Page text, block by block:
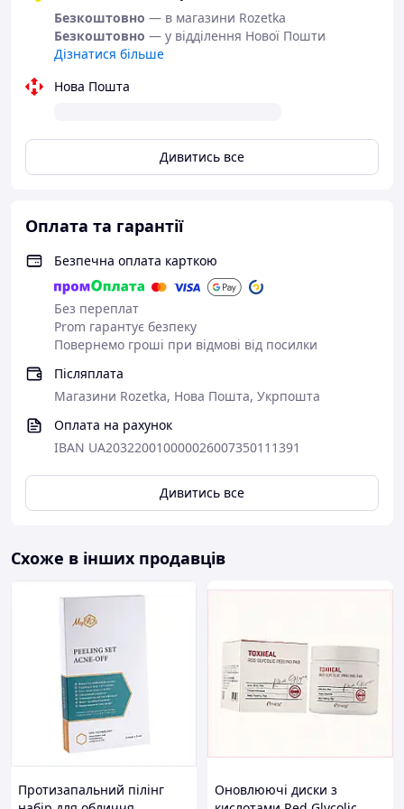
Після ефективної очистки перейдіть до наступних
етапів щоденного догляду. Протріть обличчя
тонізуючим засобом для проблемної шкіри і нанесіть
Micro-Peeling Purrifying Gel
Вспените у вологих долонях невелику кількість гелю і
ретельно змийте водою. При попаданні в очі негайно
щоденного використання.
Безкоштовно — в магазини Rozetka
Безкоштовно — у відділення Нової Пошти
Дізнатися більше
Нова Пошта
Дивитись все
Оплата та гарантії
Безпечна оплата карткою
Без переплат
Prom гарантує безпеку
Повернемо гроші при відмові від посилки
Післяплата
Магазини Rozetka, Нова Пошта, Укрпошта
Оплата на рахунок
IBAN UA203220010000026007350111391
Дивитись все
Схоже в інших продавців
Протизапальний пілінг
Оновлюючі диски з